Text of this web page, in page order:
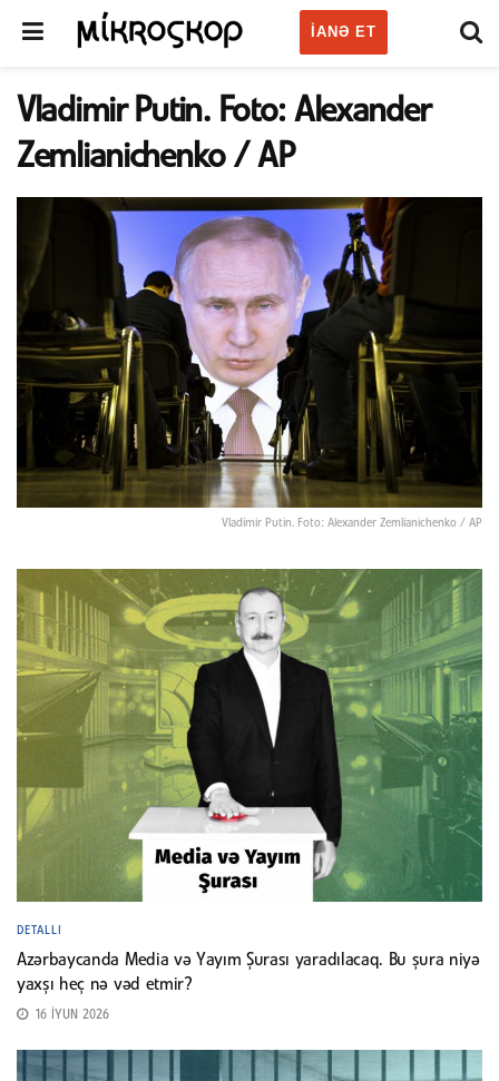
IANƏ ET
Vladimir Putin. Foto: Alexander
Zemlianichenko / AP
Vladimir Putin. Foto: Alexander Zemlianichenko / AP
DETALLI
Azərbaycanda Media və Yayım Şurası yaradılacaq. Bu şura niyə
yaxşı heç nə vəd etmir?
16 İYUN 2026